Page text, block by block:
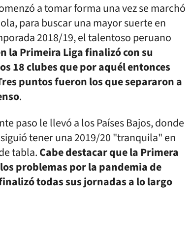
a tomar forma una vez se marchó
para buscar una mayor suerte en
2018/19, el talentoso peruano
la Primeira Liga finalizó con su
18 clubes que por aquél entonces
puntos fueron los que separaron a
.
paso le llevó a los Países Bajos, donde
tener una 2019/20 "tranquila" en
tabla.Cabe destacar que la Primera
problemas por la pandemia de
todas sus jornadas a lo largo